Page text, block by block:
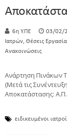
6η Υ.ΠΕ 03/02/
Ιατρών, Θέσεις
Ανακοινώσεις
Ανάρτηση Πινάκων
(Μετά τις
Αποκατάστασης:
ειδικευμένοι